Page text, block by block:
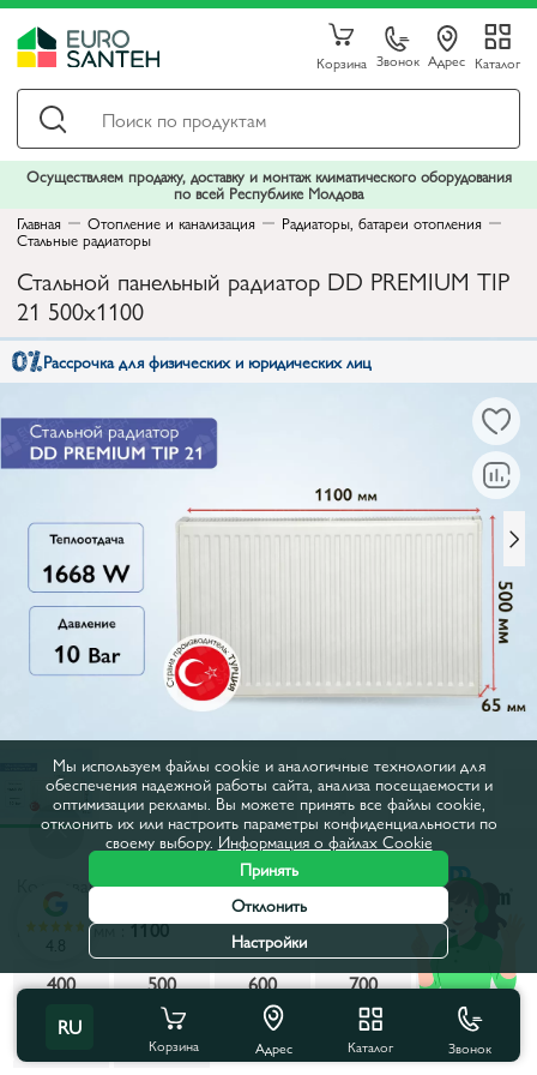
Корзина Звонок Адрес Каталог
Осуществляем продажу, доставку и монтаж климатического оборудования
по всей Республике Молдова
Главная
Отопление и канализация Радиаторы, батареи отопления
Стальные радиаторы
Стальной панельный радиатор DD PREMIUM TIP
21 500x1100
Рассрочка для физических и юридических лиц
Код товара:50745
Ширина, мм :1100
400
500 600 700
800
900
1000 1100 1200
1400
RU
Корзина Адрес Каталог Звонок
4.8
Мы используем файлы cookie и аналогичные технологии для
обеспечения надежной работы сайта, анализа посещаемости и
оптимизации рекламы. Вы можете принять все файлы cookie,
отклонить их или настроить параметры конфиденциальности по
своему выбору. Информация о файлах Cookie
Принять
Отклонить
Настройки